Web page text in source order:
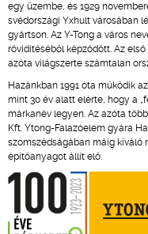
egy üzembe, és 1929
svédországi Yxhult városában
gyártson. Az Y-Tong a város
rövidítéséből képződött. Az
azóta világszerte számtalan
Hazánkban 1991 óta működik
mint 30 év alatt elérte, hogy a
márkanév legyen. Az azóta
Kft. Ytong-Falazóelem gyára
szomszédságában máig kiváló
építőanyagot állít elő.